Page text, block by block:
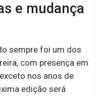
e mudança
sempre foi um dos
com presença em
nos anos de
edição será